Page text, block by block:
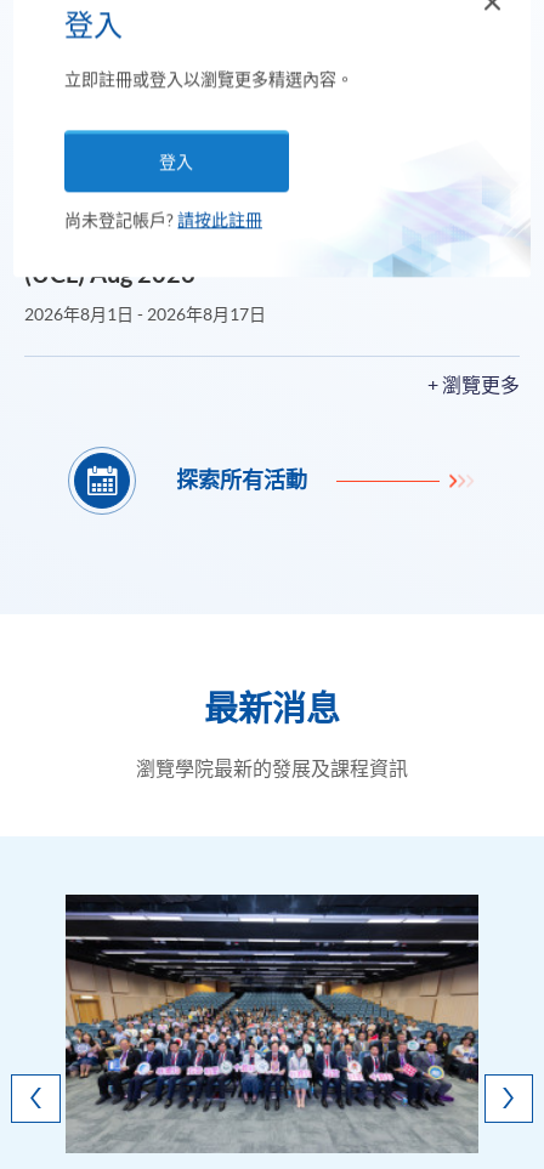
登入
立即註冊或登入以瀏覽更多精選內容。
登入
尚未登記帳戶?請按此註冊
2026年8月1日 - 2026年11月7日
Consultation for Postgraduate Diploma in
Professional Accounting / MSc Professional
Accountancy for University College London
(UCL) Aug 2026
2026年8月1日 - 2026年8月17日
+ 瀏覽更多
探索所有活動
最新消息
瀏覽學院最新的發展及課程資訊